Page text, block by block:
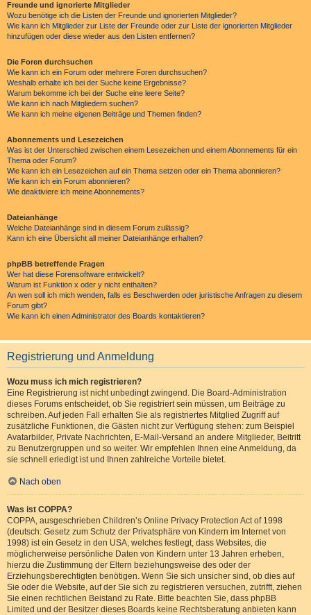
Freunde und ignorierte Mitglieder
Wozu benötige ich die Listen der Freunde und ignorierten Mitglieder?
Wie kann ich Mitglieder zur Liste der Freunde oder zur Liste der ignorierten Mitglieder
hinzufügen oder diese wieder aus den Listen entfernen?
Die Foren durchsuchen
Wie kann ich ein Forum oder mehrere Foren durchsuchen?
Weshalb erhalte ich bei der Suche keine Ergebnisse?
Warum bekomme ich bei der Suche eine leere Seite?
Wie kann ich nach Mitgliedern suchen?
Wie kann ich meine eigenen Beiträge und Themen finden?
Abonnements und Lesezeichen
Was ist der Unterschied zwischen einem Lesezeichen und einem Abonnements für ein
Thema oder Forum?
Wie kann ich ein Lesezeichen auf ein Thema setzen oder ein Thema abonnieren?
Wie kann ich ein Forum abonnieren?
Wie deaktiviere ich meine Abonnements?
Dateianhänge
Welche Dateianhänge sind in diesem Forum zulässig?
Kann ich eine Übersicht all meiner Dateianhänge erhalten?
phpBB betreffende Fragen
Wer hat diese Forensoftware entwickelt?
Warum ist Funktion x oder y nicht enthalten?
An wen soll ich mich wenden, falls es Beschwerden oder juristische Anfragen zu diesem
Forum gibt?
Wie kann ich einen Administrator des Boards kontaktieren?
Registrierung und Anmeldung
Wozu muss ich mich registrieren?
Eine Registrierung ist nicht unbedingt zwingend. Die Board-Administration
dieses Forums entscheidet, ob Sie registriert sein müssen, um Beiträge zu
schreiben. Auf jeden Fall erhalten Sie als registriertes Mitglied Zugriff auf
zusätzliche Funktionen, die Gästen nicht zur Verfügung stehen: zum Beispiel
Avatarbilder, Private Nachrichten, E-Mail-Versand an andere Mitglieder, Beitritt
zu Benutzergruppen und so weiter. Wir empfehlen Ihnen eine Anmeldung, da
sie schnell erledigt ist und Ihnen zahlreiche Vorteile bietet.
Nach oben
Was ist COPPA?
COPPA, ausgeschrieben Children’s Online Privacy Protection Act of 1998
(deutsch: Gesetz zum Schutz der Privatsphäre von Kindern im Internet von
1998) ist ein Gesetz in den USA, welches festlegt, dass Websites, die
möglicherweise persönliche Daten von Kindern unter 13 Jahren erheben,
hierzu die Zustimmung der Eltern beziehungsweise des oder der
Erziehungsberechtigten benötigen. Wenn Sie sich unsicher sind, ob dies auf
Sie oder die Website, auf der Sie sich zu registrieren versuchen, zutrifft, ziehen
Sie einen rechtlichen Beistand zu Rate. Bitte beachten Sie, dass phpBB
Limited und der Besitzer dieses Boards keine Rechtsberatung anbieten kann